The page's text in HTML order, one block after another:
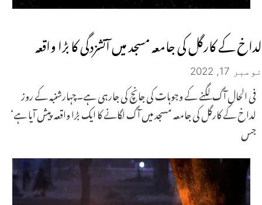
لداخ کے کارگل کی جامعہ مسجد میں آتشزدگی کا بڑا واقعہ
نومبر 17, 2022
فی الحال آگ لگنے کے وجوہات کی جانچ کی جارہی ہے۔چہارشنبہ کے روز
لداخ کے کارگل کی جامعہ مسجد میں آگ لگانے کا ایک بڑا واقعہ پیش آیا ہے‘
جس